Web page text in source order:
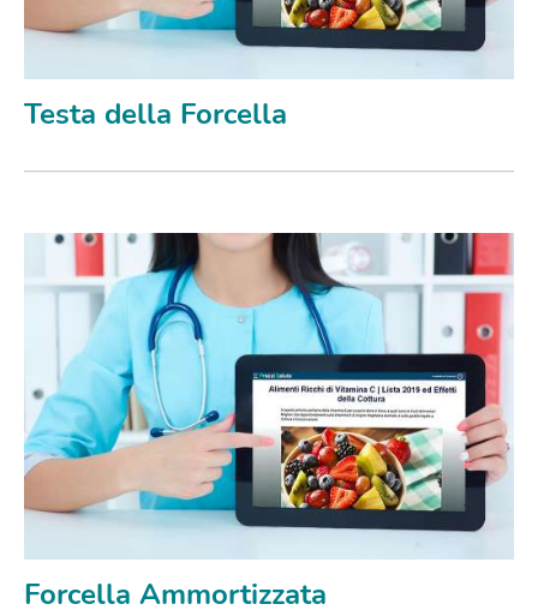
Testa della Forcella
Forcella Ammortizzata